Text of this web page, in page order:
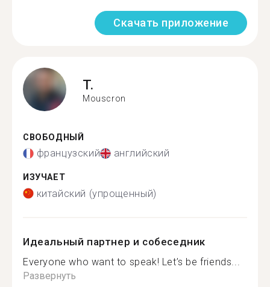
Скачать приложение
T.
Mouscron
СВОБОДНЫЙ
французский английский
ИЗУЧАЕТ
китайский (упрощенный)
Идеальный партнер и собеседник
Everyone who want to speak! Let’s be friends...
Развернуть